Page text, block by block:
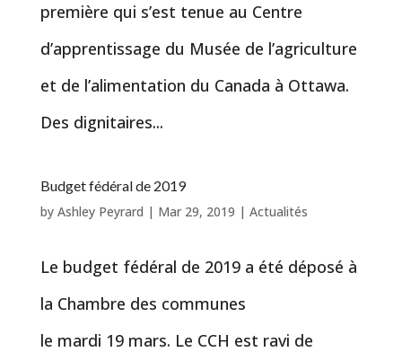
première qui s’est tenue au Centre
d’apprentissage du Musée de l’agriculture
et de l’alimentation du Canada à Ottawa.
Des dignitaires...
Budget fédéral de 2019
by Ashley Peyrard | Mar 29, 2019 | Actualités
Le budget fédéral de 2019 a été déposé à
la Chambre des communes
le mardi 19 mars. Le CCH est ravi de